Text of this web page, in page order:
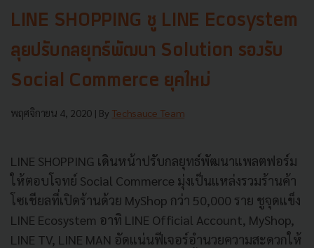
LINE SHOPPING ชู LINE Ecosystem
ลุยปรับกลยุทธ์พัฒนา Solution รองรับ
Social Commerce ยุคใหม่
พฤศจิกายน 4, 2020 | By Techsauce Team
LINE SHOPPING เดินหน้าปรับกลยุทธ์พัฒนาแพลตฟอร์ม
ให้ตอบโจทย์ Social Commerce มุ่งเป็นแหล่งรวมร้านค้า
โซเชียลที่เปิดร้านด้วย MyShop กว่า 50,000 ราย ชูจุดแข็ง
LINE Ecosystem อาทิ LINE Official Account, MyShop,
LINE TV, LINE MAN อัดแน่นฟีเจอร์อำนวยความสะดวกให้